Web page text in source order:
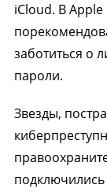
iCloud. В
заботиться о
пароли.
Звезды,